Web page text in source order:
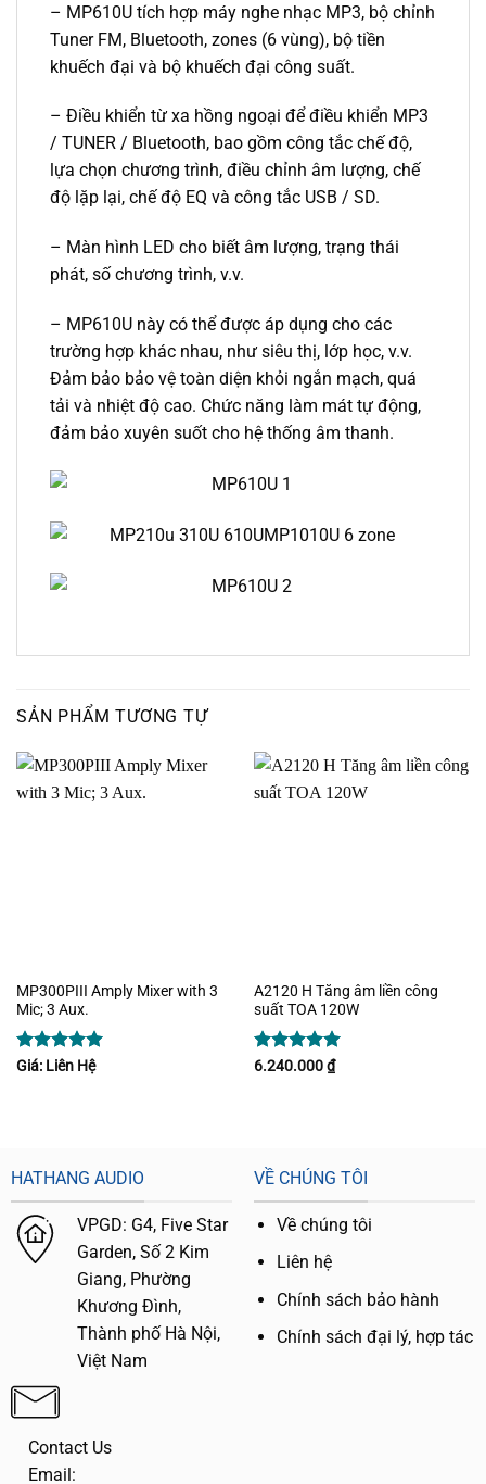
– MP610U tích hợp máy nghe nhạc MP3, bộ chỉnh
Tuner FM, Bluetooth, zones (6 vùng), bộ tiền
khuếch đại và bộ khuếch đại công suất.
– Điều khiển từ xa hồng ngoại để điều khiển MP3
/ TUNER / Bluetooth, bao gồm công tắc chế độ,
lựa chọn chương trình, điều chỉnh âm lượng, chế
độ lặp lại, chế độ EQ và công tắc USB / SD.
– Màn hình LED cho biết âm lượng, trạng thái
phát, số chương trình, v.v.
– MP610U này có thể được áp dụng cho các
trường hợp khác nhau, như siêu thị, lớp học, v.v.
Đảm bảo bảo vệ toàn diện khỏi ngắn mạch, quá
tải và nhiệt độ cao. Chức năng làm mát tự động,
đảm bảo xuyên suốt cho hệ thống âm thanh.
SẢN PHẨM TƯƠNG TỰ
MP300PIII Amply Mixer with 3
Mic; 3 Aux.
Được xếp
Giá: Liên Hệ
A2120 H Tăng âm liền công
suất TOA 120W
Được xếp
6.240.000₫
HATHANG AUDIO
VPGD: G4, Five Star
Garden, Số 2 Kim
Giang, Phường
Khương Đình,
Thành phố Hà Nội,
Việt Nam
Contact Us
Email:
VỀ CHÚNG TÔI
Về chúng tôi
Liên hệ
Chính sách bảo hành
Chính sách đại lý, hợp tác